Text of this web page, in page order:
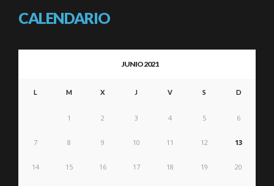
CALENDARIO
JUNIO 2021
L M X J V S D
1 2 3 4 5 6
7 8 9 10 11 12 13
14 15 16 17 18 19 20